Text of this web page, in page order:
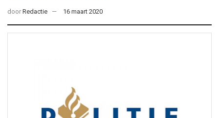
door Redactie 16 maart 2020